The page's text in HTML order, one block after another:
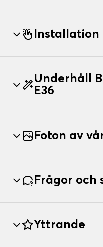
Installation
Underhåll
E36
Foton av
Frågor och
Yttrande